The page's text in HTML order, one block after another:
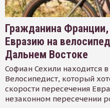
Гражданина
Евразию на
Дальнем Востоке
Софиан Сехили находится
Велосипедист, который
скорости пересечения
незаконном пересечении